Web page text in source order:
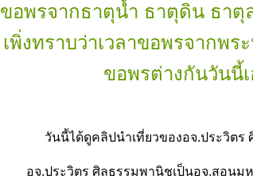
ขอพรจากธาตุน้ำ ธาตุดิน ธาตุ
เพิ่งทราบว่าเวลาขอพรจากพ
ขอพรต่างกันวันนี้เ
วันนี้ได้ดูคลิปนำเที่ยวของอจ.ประวิตร
อจ.ประวิตร ศิลธรรมพานิชเป็นอจ.สอนม